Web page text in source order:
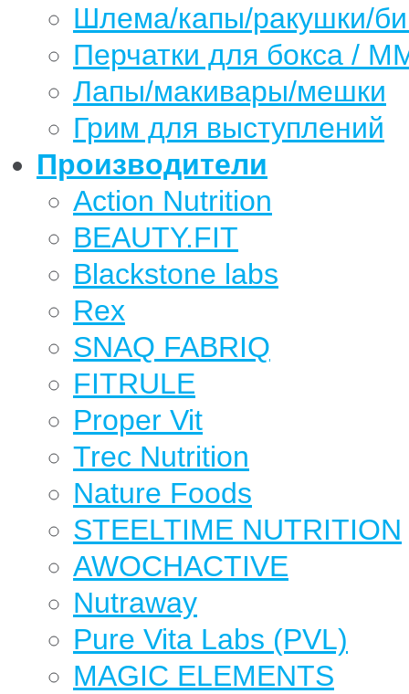
Шлема/капы/ракушки/
Перчатки для бокса /
Лапы/макивары/мешки
Грим для выступлений
Производители
Action Nutrition
BEAUTY.FIT
Blackstone labs
Rex
SNAQ FABRIQ
FITRULE
Proper Vit
Trec Nutrition
Nature Foods
STEELTIME NUTRITION
AWOCHACTIVE
Nutraway
Pure Vita Labs (PVL)
MAGIC ELEMENTS